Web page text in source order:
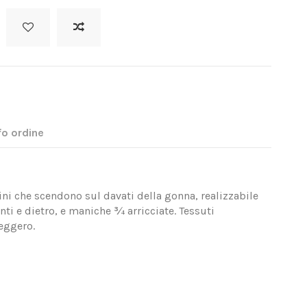
ordine
che scendono sul davati della gonna, realizzabile
e dietro, e maniche ¾ arricciate. Tessuti